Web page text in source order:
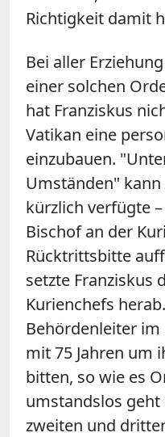
Richtigkeit damit
Bei aller
einer solchen
hat Franziskus
Vatikan eine
einzubauen.
Umständen"
kürzlich verfügte
Bischof an der
Rücktrittsbitte
setzte Franziskus
Kurienchefs
Behördenleiter
mit 75 Jahren um
bitten, so wie es
umstandslos
zweiten und